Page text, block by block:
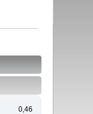
0,46